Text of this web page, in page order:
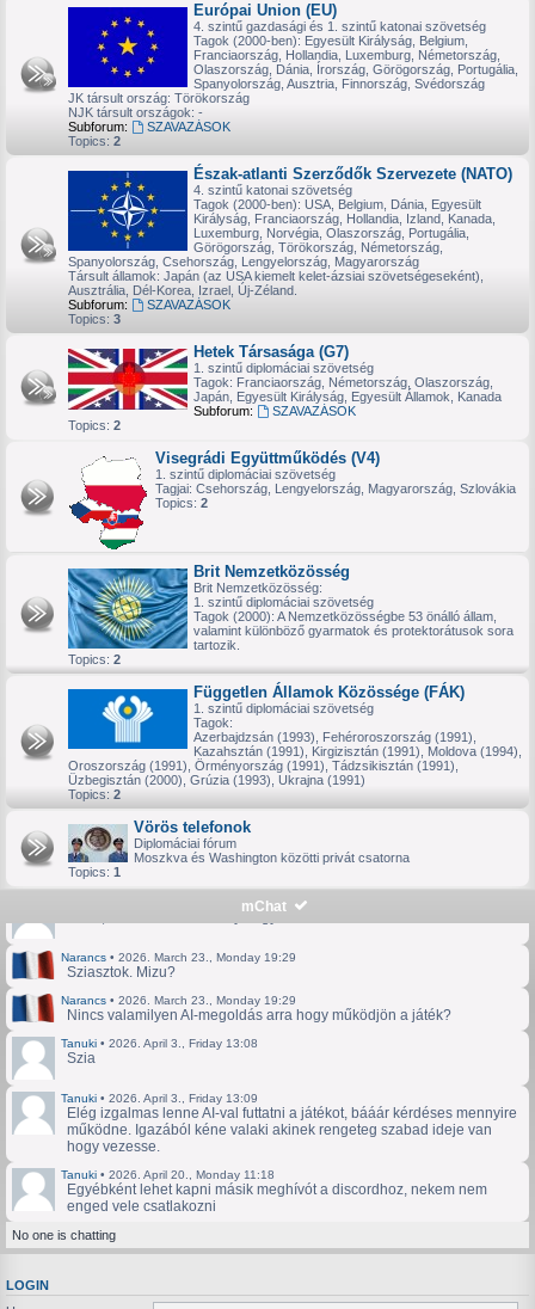
Európai Union (EU)
4. szintű gazdasági és 1. szintű katonai szövetség
Tagok (2000-ben): Egyesült Királyság, Belgium,
Franciaország, Hollandia, Luxemburg, Németország,
Olaszország, Dánia, Írország, Görögország, Portugália,
Spanyolország, Ausztria, Finnország, Svédország
JK társult ország: Törökország
NJK társult országok: -
Subforum:
SZAVAZÁSOK
Topics: 2
Észak-atlanti Szerződők Szervezete (NATO)
4. szintű katonai szövetség
Tagok (2000-ben): USA, Belgium, Dánia, Egyesült
Királyság, Franciaország, Hollandia, Izland, Kanada,
Luxemburg, Norvégia, Olaszország, Portugália,
Görögország, Törökország, Németország,
Spanyolország, Csehország, Lengyelország, Magyarország
Társult államok: Japán (az USA kiemelt kelet-ázsiai szövetségeseként),
Ausztrália, Dél-Korea, Izrael, Új-Zéland.
Subforum:
SZAVAZÁSOK
Topics: 3
Hetek Társasága (G7)
1. szintű diplomáciai szövetség
Tagok: Franciaország, Németország, Olaszország,
Japán, Egyesült Királyság, Egyesült Államok, Kanada
Subforum:
SZAVAZÁSOK
Topics: 2
Visegrádi Együttműködés (V4)
1. szintű diplomáciai szövetség
Tagjai: Csehország, Lengyelország, Magyarország, Szlovákia
Topics: 2
Brit Nemzetközösség
Brit Nemzetközösség:
1. szintű diplomáciai szövetség
Tagok (2000): A Nemzetközösségbe 53 önálló állam,
valamint különböző gyarmatok és protektorátusok sora
tartozik.
Topics: 2
Független Államok Közössége (FÁK)
1. szintű diplomáciai szövetség
Tagok:
Azerbajdzsán (1993), Fehéroroszország (1991),
Kazahsztán (1991), Kirgizisztán (1991), Moldova (1994),
Oroszország (1991), Örményország (1991), Tádzsikisztán (1991),
Üzbegisztán (2000), Grúzia (1993), Ukrajna (1991)
Topics: 2
Vörös telefonok
Diplomáciai fórum
Moszkva és Washington közötti privát csatorna
Topics: 1
mChat
Cormac•2024. April 10., Wednesday 14:59
VH kint...és pár privát is, akit érint.
Cormac•2024. May 6., Monday 14:30
Srácok, kissé beálltam..mindenféle okok miatt...sorry....ez egy
kifejezetten lassú kör lesz.
Imperator•2024. May 7., Tuesday 15:10
Én kitartok. Ameddig kell. Csak nyugodtan C.
Cormac•2024. May 15., Wednesday 10:15
Ismét léptünk egyet előre.
2026. March 2., Monday 9:27
Narancs • 2026. March 23., Monday 19:29
Sziasztok. Mizu?
Narancs • 2026. March 23., Monday 19:29
Nincs valamilyen AI-megoldás arra hogy működjön a játék?
Tanuki • 2026. April 3., Friday 13:08
Szia
Tanuki • 2026. April 3., Friday 13:09
Elég izgalmas lenne AI-val futtatni a játékot, bááár kérdéses mennyire
működne. Igazából kéne valaki akinek rengeteg szabad ideje van
hogy vezesse.
Tanuki • 2026. April 20., Monday 11:18
Egyébként lehet kapni másik meghívót a discordhoz, nekem nem
enged vele csatlakozni
No one is chatting
LOGIN